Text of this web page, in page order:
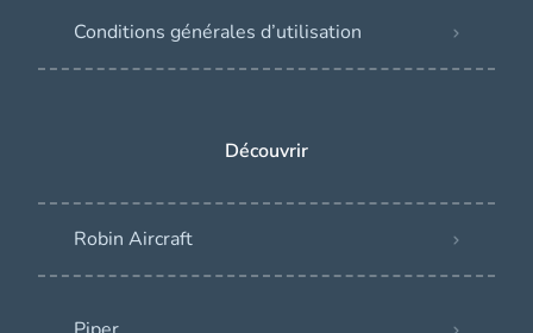
Conditions générales d’utilisation
Découvrir
Robin Aircraft